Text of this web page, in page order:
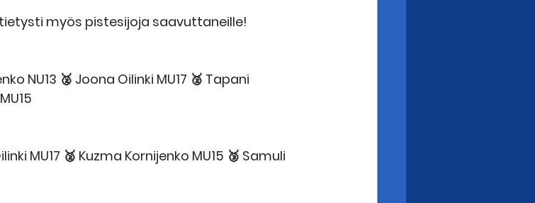
myös pistesijoja saavuttaneille!
NU13 🥈 Joona Oilinki MU17 🥈 Tapani
MU17 🥈 Kuzma Kornijenko MU15 🥉 Samuli